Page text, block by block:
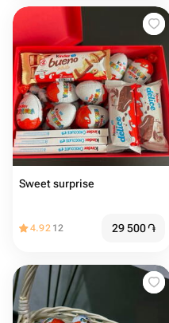
Sweet surprise
4.92 12 29 500֏